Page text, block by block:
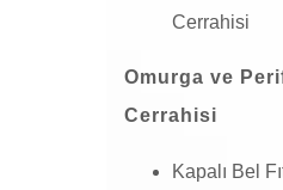
Cerrahisi
Omurga ve
Cerrahisi
Kapalı Bel